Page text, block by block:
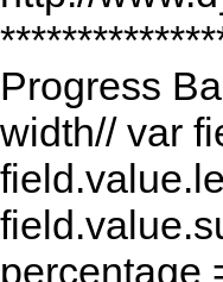
Progress
width// var
percentage